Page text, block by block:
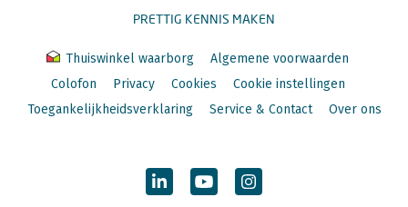
PRETTIG KENNIS MAKEN
Thuiswinkel waarborg
Algemene voorwaarden
Colofon
Privacy Cookies
Cookie instellingen
Toegankelijkheidsverklaring
Service & Contact Over ons